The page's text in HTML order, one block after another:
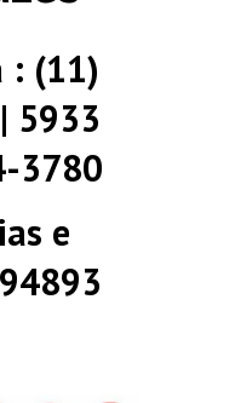
: (11)
5933
3780
e